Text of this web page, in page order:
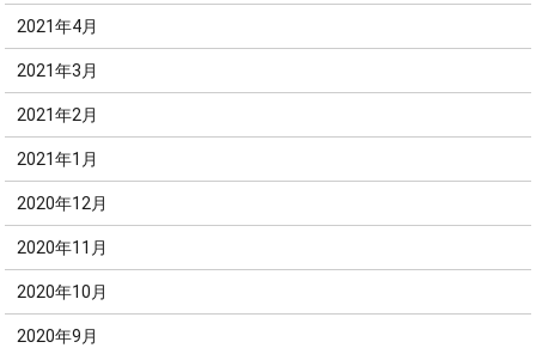
2021年4月
2021年3月
2021年2月
2021年1月
2020年12月
2020年11月
2020年10月
2020年9月